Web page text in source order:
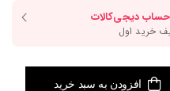
افزودن به سبد خرید